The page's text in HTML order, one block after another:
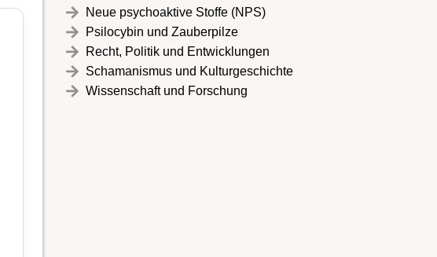
Neue psychoaktive Stoffe (NPS)
Psilocybin und Zauberpilze
Recht, Politik und Entwicklungen
Schamanismus und Kulturgeschichte
Wissenschaft und Forschung